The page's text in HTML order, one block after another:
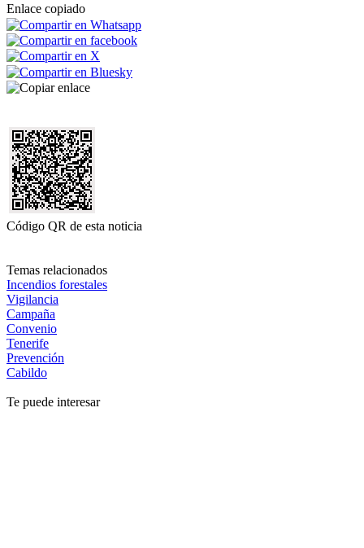
Enlace copiado
Código QR de esta noticia
Temas relacionados
Incendios forestales
Vigilancia
Campaña
Convenio
Tenerife
Prevención
Cabildo
Te puede interesar